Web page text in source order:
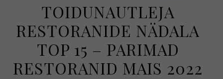
TOIDUNAUTLEJA
RESTORANIDE NÄDALA
TOP 15 – PARIMAD
RESTORANID MAIS 2022